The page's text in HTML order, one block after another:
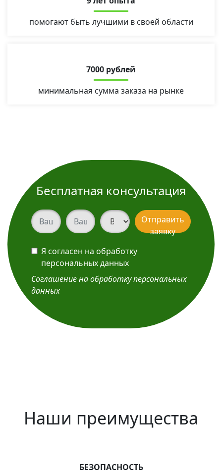
помогают быть лучшими в своей области
7000 рублей
минимальная сумма заказа на рынке
Бесплатная консультация
Ваш телефонВаш телефонВид услугиОтправить
заявку
Я согласен на обработку
персональных данных
Соглашение на обработку персональных
данных
Наши преимущества
БЕЗОПАСНОСТЬ